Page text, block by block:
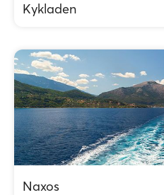
Kykladen
Naxos